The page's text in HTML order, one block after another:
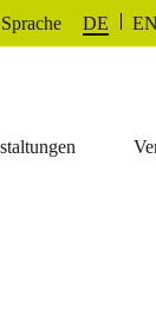
DE EN